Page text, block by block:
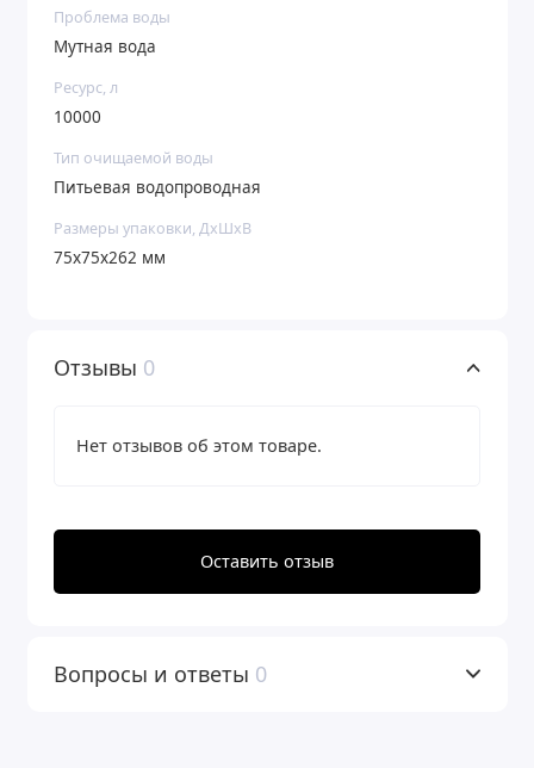
Проблема воды
Мутная вода
Ресурс, л
10000
Тип очищаемой воды
Питьевая водопроводная
Размеры упаковки, ДхШхВ
75x75x262 мм
Отзывы 0
Нет отзывов об этом товаре.
Оставить отзыв
Вопросы и ответы 0